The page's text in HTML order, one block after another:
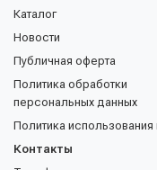
Каталог
Новости
Публичная оферта
Политика обработки
персональных данных
Политика использования
Контакты